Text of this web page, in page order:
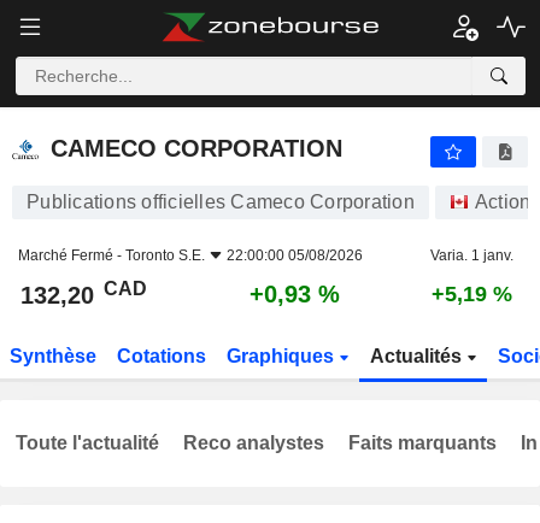
CAMECO CORPORATION
CAMECO CORPORATION
Publications officielles Cameco Corporation Actions
Marché Fermé - Toronto S.E. 22:00:00 05/08/2026 Varia. 1 janv.
132,20 CAD +0,93 % +5,19 %
Synthèse Cotations Graphiques Actualités
Toute l'actualité Reco analystes Faits marquants